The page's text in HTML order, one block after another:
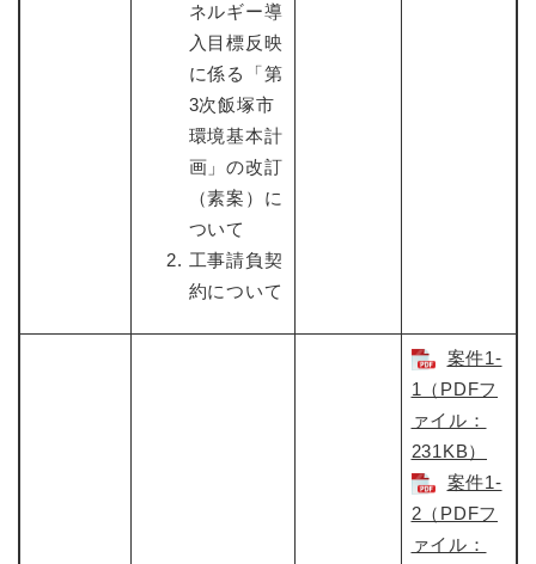
ネルギー導
入目標反映
に係る「第
3次飯塚市
環境基本計
画」の改訂
（素案）に
ついて
工事請負契
約について
案件1-
1（PDFフ
ァイル：
231KB）
案件1-
2（PDFフ
ァイル：